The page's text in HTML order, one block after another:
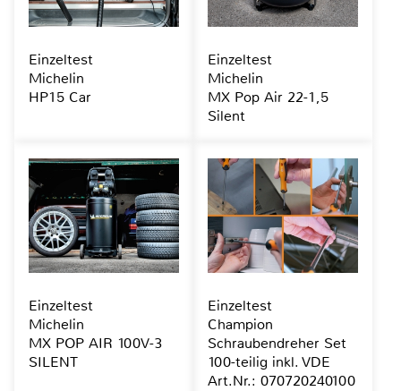
Einzeltest
Michelin
HP15 Car
Einzeltest
Michelin
MX Pop Air 22-1,5
Silent
Einzeltest
Michelin
MX POP AIR 100V-3
SILENT
Einzeltest
Champion
Schraubendreher Set
100-teilig inkl. VDE
Art.Nr.: 070720240100